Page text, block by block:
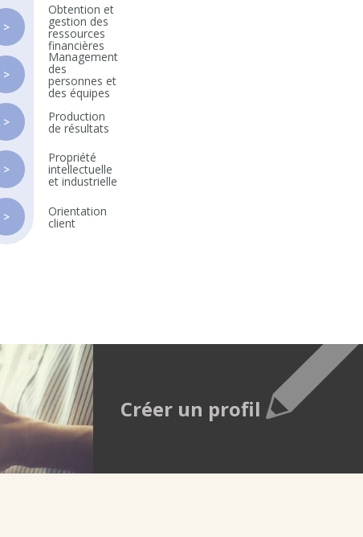
>
Obtention et
gestion des
ressources
financières
>
Management
des
personnes et
des équipes
>
Production
de résultats
>
Propriété
intellectuelle
et industrielle
> Orientation
client
Créer un profil